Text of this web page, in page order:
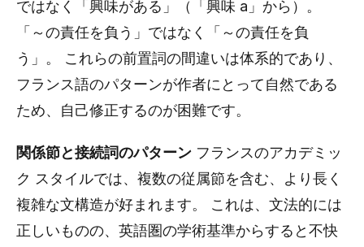
ではなく「興味がある」（「興味 a」から）。
「～の責任を負う」ではなく「～の責任を負
う」。 これらの前置詞の間違いは体系的であり、
フランス語のパターンが作者にとって自然である
ため、自己修正するのが困難です。
関係節と接続詞のパターン フランスのアカデミッ
ク スタイルでは、複数の従属節を含む、より長く
複雑な文構造が好まれます。 これは、文法的には
正しいものの、英語圏の学術基準からすると不快